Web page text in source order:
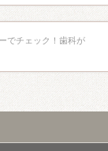
でチェック！歯科が